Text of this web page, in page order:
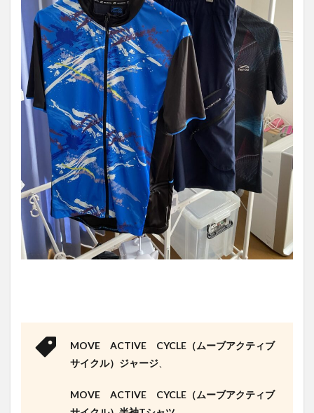
アウェ
ア専門
店ワー
クマン
プラス
や、女
性向け
専門店
ワーク
マン女
子があ
る
1.2
ブラ
ンド
(パー
ルイ
ズミ)
のサ
上下
で１
MOVE ACTIVE CYCLE（ムーブアクティブ
サイクル）ジャージ
MOVE ACTIVE CYCLE（ムーブアクティブ